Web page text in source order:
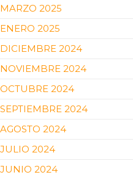
MARZO 2025
ENERO 2025
DICIEMBRE 2024
NOVIEMBRE 2024
OCTUBRE 2024
SEPTIEMBRE 2024
AGOSTO 2024
JULIO 2024
JUNIO 2024